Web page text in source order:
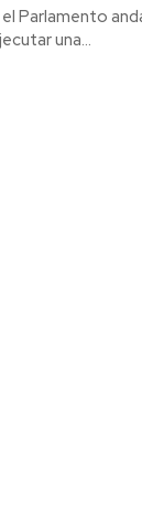
Parlamento
una...